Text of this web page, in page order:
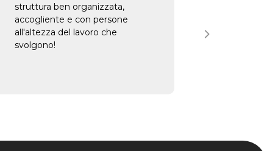
struttura ben organizzata,
accogliente e con persone
all'altezza del lavoro che
svolgono!